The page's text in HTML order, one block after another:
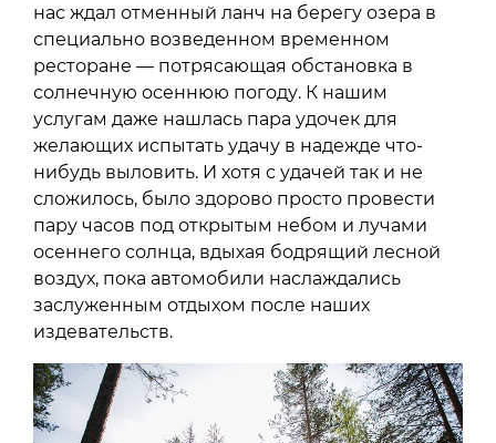
нас ждал отменный ланч на берегу озера в
специально возведенном временном
ресторане — потрясающая обстановка в
солнечную осеннюю погоду. К нашим
услугам даже нашлась пара удочек для
желающих испытать удачу в надежде что-
нибудь выловить. И хотя с удачей так и не
сложилось, было здорово просто провести
пару часов под открытым небом и лучами
осеннего солнца, вдыхая бодрящий лесной
воздух, пока автомобили наслаждались
заслуженным отдыхом после наших
издевательств.